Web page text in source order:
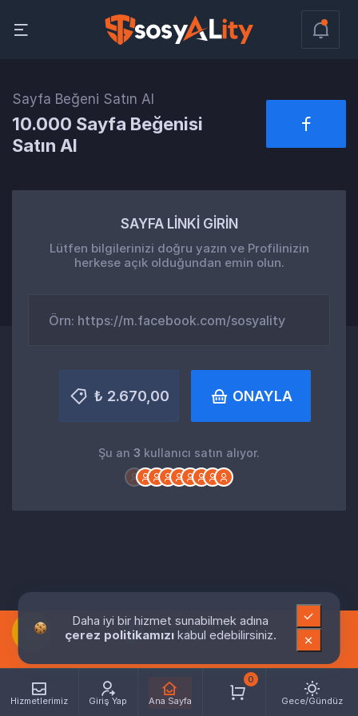
Hizmetlerimiz Giriş Yap Ana Sayfa
0
Gece/Gündüz
Sayfa Beğeni Satın Al
10.000 Sayfa Beğenisi
Satın Al
SAYFA LİNKİ GİRİN
Lütfen bilgilerinizi doğru yazın ve Profilinizin
herkese açık olduğundan emin olun.
₺ 2.670,00 ONAYLA
Şu an 3 kullanıcı satın alıyor.
Daha iyi bir hizmet sunabilmek adına
çerez politikamızı kabul edebilirsiniz.